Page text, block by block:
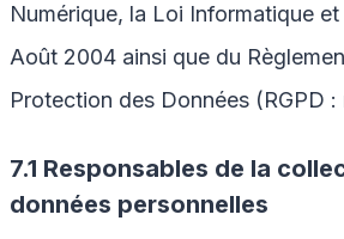
Numérique, la Loi Informatique
Août 2004 ainsi que du
Protection des Données (RGPD :
7.1 Responsables de la
données personnelles